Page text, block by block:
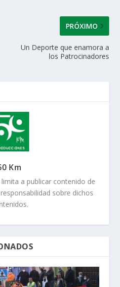
PRÓXIMO
Un Deporte que enamora a
los Patrocinadores
Km
a publicar contenido de
sobre dichos